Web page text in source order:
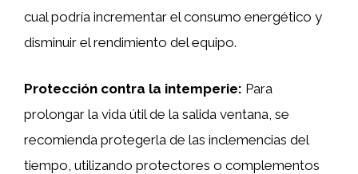
cual podría incrementar el consumo energético y
disminuir el rendimiento del equipo.
Protección contra la intemperie: Para
prolongar la vida útil de la salida ventana, se
recomienda protegerla de las inclemencias del
tiempo, utilizando protectores o complementos